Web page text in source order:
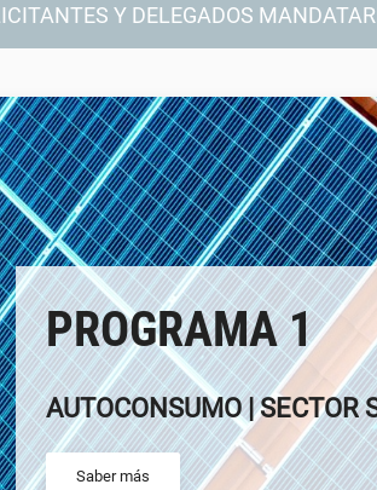
Y DELEGADOS
PROGRAMA 1
AUTOCONSUMO | SECTOR
Saber más